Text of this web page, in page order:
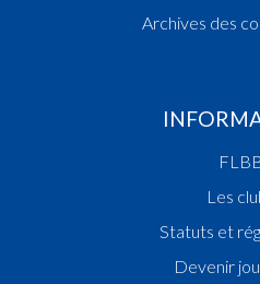
Archives des
Les
Statuts et
Devenir